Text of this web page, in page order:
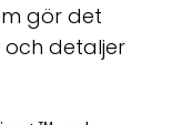
gör det
och detaljer